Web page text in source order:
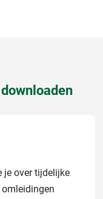
je over tijdelijke